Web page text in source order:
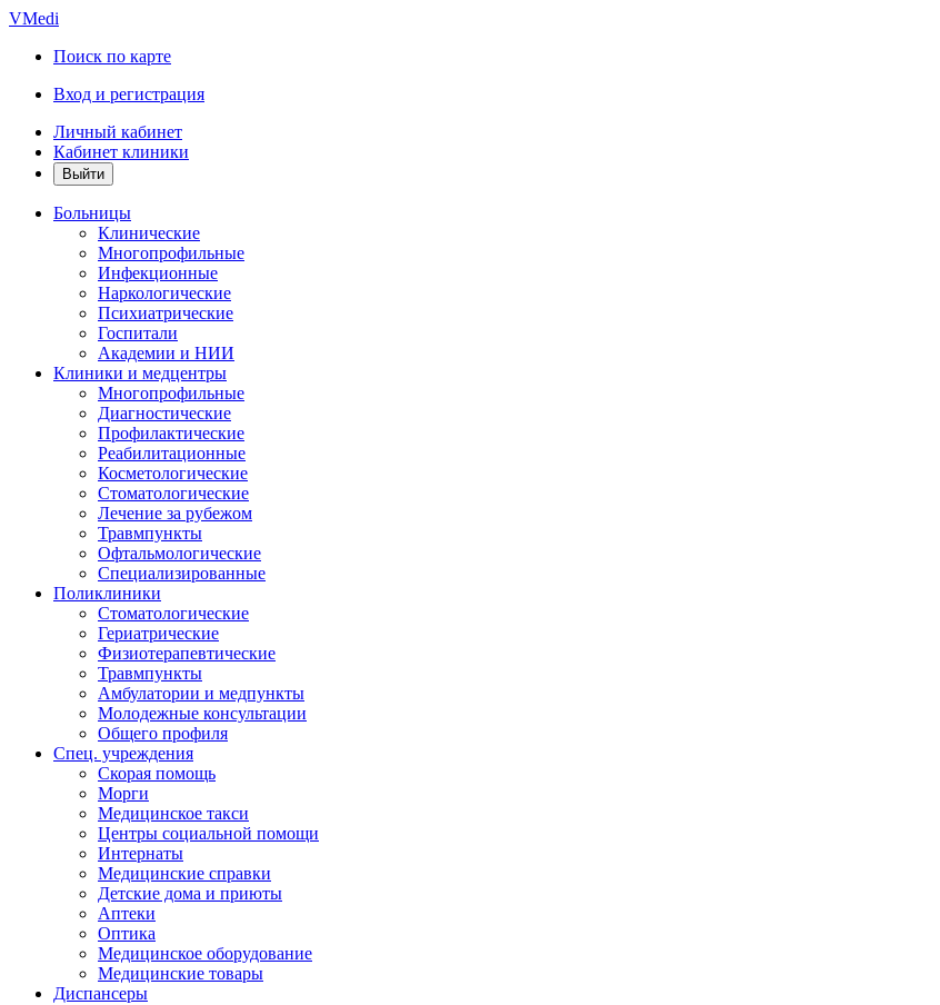
VMedi
Поиск по карте
Вход и регистрация
Личный кабинет
Кабинет клиники
Больницы
Клинические
Многопрофильные
Инфекционные
Наркологические
Психиатрические
Госпитали
Академии и НИИ
Клиники и медцентры
Многопрофильные
Диагностические
Профилактические
Реабилитационные
Косметологические
Стоматологические
Лечение за рубежом
Травмпункты
Офтальмологические
Специализированные
Поликлиники
Стоматологические
Гериатрические
Физиотерапевтические
Травмпункты
Амбулатории и медпункты
Молодежные консультации
Общего профиля
Спец. учреждения
Скорая помощь
Морги
Медицинское такси
Центры социальной помощи
Интернаты
Медицинские справки
Детские дома и приюты
Аптеки
Оптика
Медицинское оборудование
Медицинские товары
Диспансеры